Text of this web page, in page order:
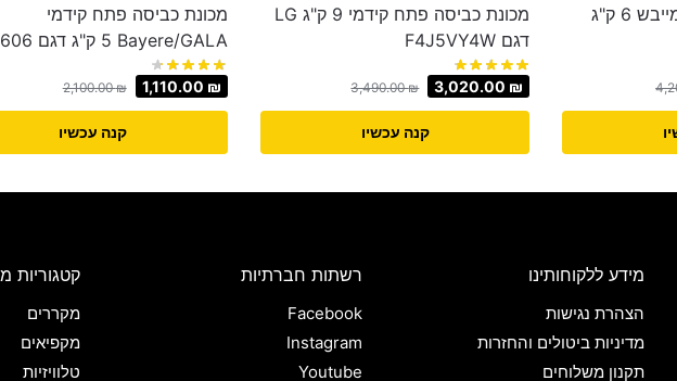
מכונת כביסה 9 ק"ג ומייבש 6 ק"ג
מכונת כביסה ‏פתח קידמי 9 ק"ג LG
דגם F4J5VY4W
3,490.00₪ 3,020.00 ₪
קנה עכשיו
מכונת כביסה פתח קידמי
Bayere/GALA ‏5 ‏ק"ג דגם 6606
2,100.00₪ 1,110.00 ₪
קנה עכשיו
מידע ללקוחותינו
הצהרת נגישות
מדיניות ביטולים והחזרות
תקנון משלוחים
רשתות חברתיות
Facebook
Instagram
Youtube
קטגוריות
מקררים
מקפיאים
טלוויזיות